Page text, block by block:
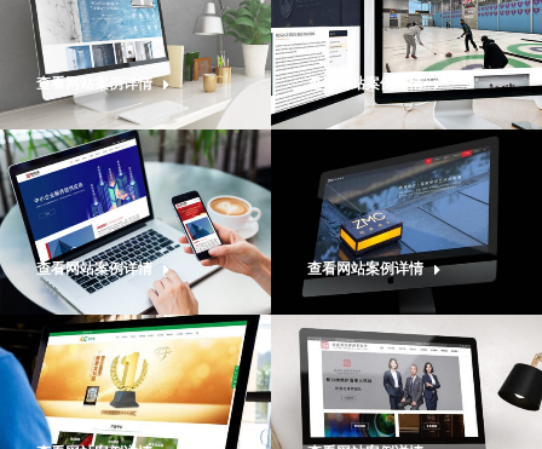
查看网站案例详情 查看网站案例详情
查看网站案例详情 查看网站案例详情